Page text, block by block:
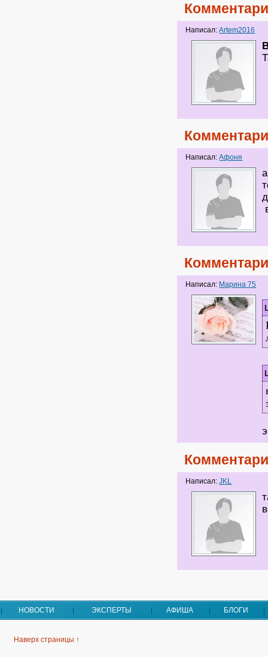
Написал:Artem2016
Написал:Афоня
Написал: Марина 75
Написал:JKL
НОВОСТИ ЭКСПЕРТЫ АФИША БЛОГИ
Наверх страницы ↑